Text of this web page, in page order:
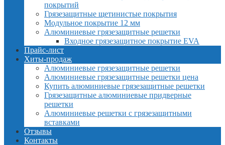
покрытий
Грязезащитные щетинистые покрытия
Модульное покрытие 12 мм
Алюминиевые грязезащитные решетки
Входное грязезащитное покрытие EVA
Прайс-лист
Хиты-продаж
Алюминиевые грязезащитные решетки
Алюминиевые грязезащитные решетки цена
Купить алюминиевые грязезащитные решетки
Грязезащитные алюминиевые придверные
решетки
Алюминиевые решетки с грязезащитными
вставками
Отзывы
Контакты